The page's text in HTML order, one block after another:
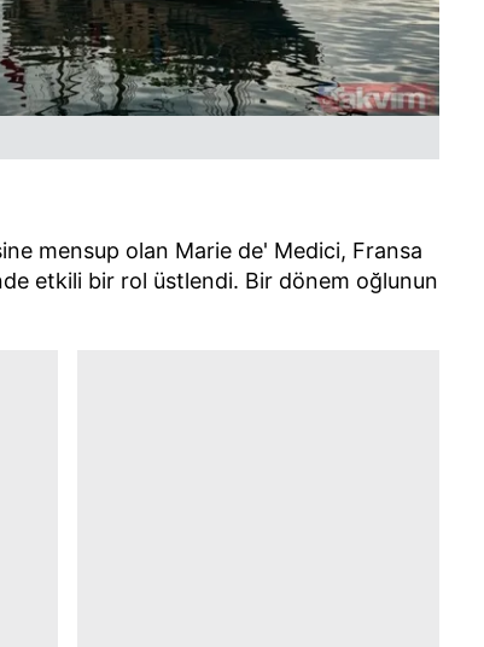
yer alan panel vasıtasıyla belirleyebilirsiniz.
Metnimizi ziyaret edebilirsiniz.
Kanunu uyarınca hazırlanmış Aydınlatma
mensup olan Marie de' Medici, Fransa
etkili bir rol üstlendi. Bir dönem oğlunun